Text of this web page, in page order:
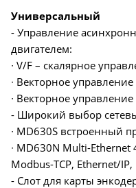
Универсальный
- Управление
двигателем:
∙ V/F – скалярное
∙ Векторное
∙ Векторное
- Широкий выбор
∙ MD630S встроенный
∙ MD630N Multi-Ethernet
Modbus-TCP, Ethernet/
- Слот для карты